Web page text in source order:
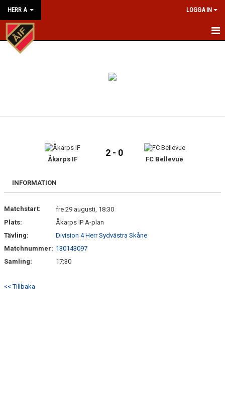
HERR A LOGGA IN
HEM
KONTAKT
Åkarps IF
2 - 0
FC Bellevue
INFORMATION
Matchstart:
fre 29 augusti, 18:30
Plats:
Åkarps IP A-plan
Tävling:
Division 4 Herr Sydvästra Skåne
Matchnummer: 130143097
Samling:
17:30
<< Tillbaka